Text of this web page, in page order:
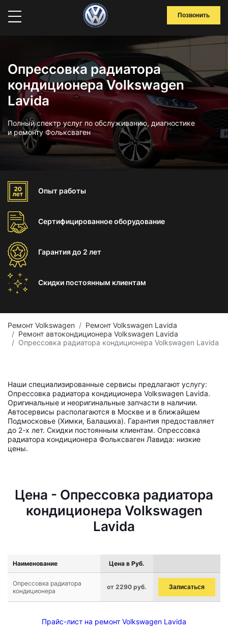
Позвонить
Опрессовка радиатора
кондиционера Volkswagen
Lavida
Полный спектр услуг по обслуживанию, диагностике
и ремонту Фольксваген
Опыт работы
Сертифицированноеоборудование
Гарантиядо 2 лет
Скидки постоянным клиентам
Ремонт Volkswagen
Ремонт Volkswagen Lavida
Ремонт автокондиционера Volkswagen Lavida
Опрессовка радиатора кондиционера Volkswagen Lavida
Наши специализированные сервисы предлагают услугу:
Опрессовка радиатора кондиционера Volkswagen Lavida.
Оригинальные и неоригинальные запчасти в наличии.
Автосервисы располагаются в Москве и в ближайшем
Подмосковье (Химки, Балашиха). Гарантия предоставляет
до 2-х лет. Скидки постоянным клиентам. Опрессовка
радиатора кондиционера Фольксваген Лавида: низкие
цены.
Цена - Опрессовка радиатора
кондиционера Volkswagen
Lavida
Наименование Цена в Руб.
Опрессовка радиатора
кондиционера
от 2290 руб. Записаться
Прайс-лист на ремонт Volkswagen Lavida